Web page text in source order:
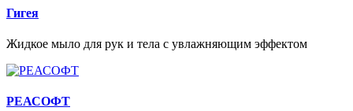
Гигея
Жидкое мыло для рук и тела с увлажняющим эффектом
РЕАСОФТ